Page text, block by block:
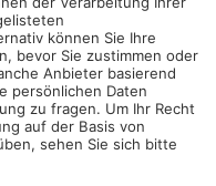
in eine Postfiliale in
frühen Mittwochmorgen
vorläufig
gab dabei der